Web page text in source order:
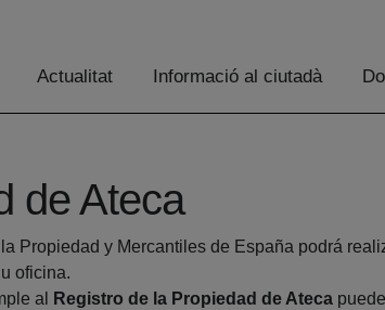
Actualitat Informació al ciutadà
de Ateca
Propiedad y Mercantiles de España podrá
oficina.
al
Registro de la Propiedad de Ateca